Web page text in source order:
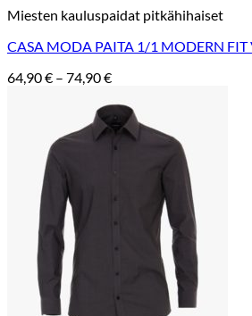
Miesten kauluspaidat pitkähihaiset
CASA MODA PAITA 1/1 MODERN FIT
64,90€ – 74,90€Hintaluokka:
-
74,90 €